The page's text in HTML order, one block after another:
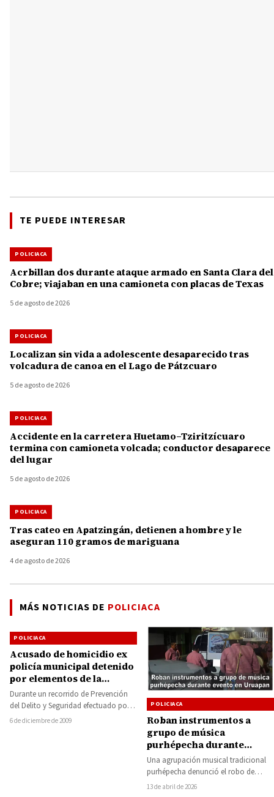
TE PUEDE INTERESAR
POLICIACA
Acrbillan dos durante ataque armado en Santa Clara del
Cobre; viajaban en una camioneta con placas de Texas
5 de agosto de 2026
POLICIACA
Localizan sin vida a adolescente desaparecido tras
volcadura de canoa en el Lago de Pátzcuaro
5 de agosto de 2026
POLICIACA
Accidente en la carretera Huetamo–Tziritzícuaro
termina con camioneta volcada; conductor desaparece
del lugar
5 de agosto de 2026
POLICIACA
Tras cateo en Apatzingán, detienen a hombre y le
aseguran 110 gramos de mariguana
4 de agosto de 2026
MÁS NOTICIAS DE POLICIACA
POLICIACA
Acusado de homicidio ex
policía municipal detenido
por elementos de la
Ministerial
Durante un recorrido de Prevención
del Delito y Seguridad efectuado por
agentes de la Policía Ministerial, fue
6 de diciembre de 2009
POLICIACA
Roban instrumentos a
grupo de música
purhépecha durante
evento en Uruapan
Una agrupación musical tradicional
purhépecha denunció el robo de
instrumentos y pertenencias
13 de abril de 2026